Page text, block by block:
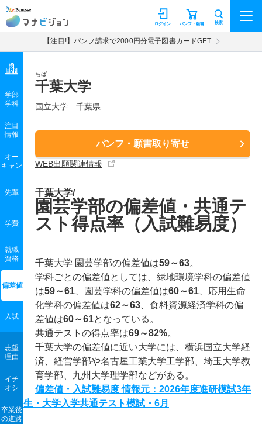
マナビジョン パンフ・願書
ログイン 検索
【注目!】パンフ請求で2000円分電子図書カードGET
ちば
千葉大学
国立大学 千葉県
パンフ・願書取り寄せ
WEB出願関連情報
学部
学科
注目
情報
オー
キャン
先輩
学費
就職
資格
偏差値
入試
志望
理由
イチ
オシ
卒業後
の進路
千葉大学/
園芸学部の偏差値・共通テ
スト得点率（入試難易度）
千葉大学 園芸学部の偏差値は59～63。
学科ごとの偏差値としては、緑地環境学科の偏差値
は59～61 、園芸学科の偏差値は60～61 、応用生命
化学科の偏差値は62～63 、食料資源経済学科の偏
差値は60～61となっている。
共通テストの得点率は69～82%。
千葉大学の偏差値に近い大学には、横浜国立大学経
済、経営学部や名古屋工業大学工学部、埼玉大学教
育学部、九州大学理学部などがある。
偏差値・入試難易度 情報元：2026年度進研模試3年
生・大学入学共通テスト模試・6月